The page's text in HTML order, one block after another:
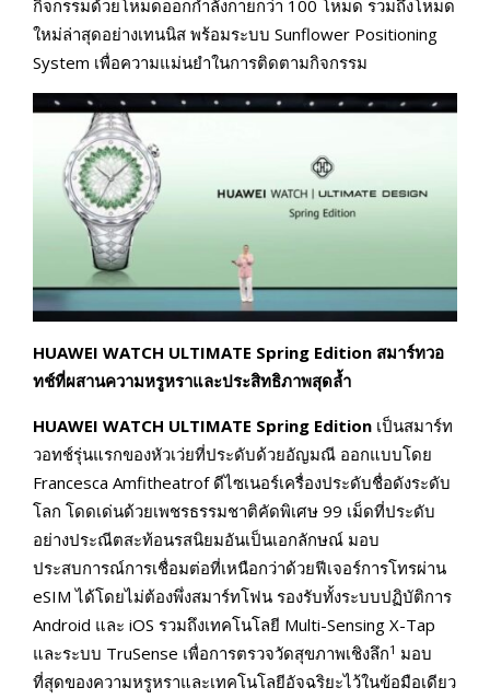
กิจกรรมด้วยโหมดออกกำลังกายกว่า 100 โหมด รวมถึงโหมด
ใหม่ล่าสุดอย่างเทนนิส พร้อมระบบ Sunflower Positioning
System เพื่อความแม่นยำในการติดตามกิจกรรม
HUAWEI WATCH ULTIMATE Spring Edition สมาร์ทวอ
ทช์ที่ผสานความหรูหราและประสิทธิภาพสุดล้ำ
HUAWEI WATCH ULTIMATE Spring Edition เป็นสมาร์ท
วอทช์รุ่นแรกของหัวเว่ยที่ประดับด้วยอัญมณี ออกแบบโดย
Francesca Amfitheatrof ดีไซเนอร์เครื่องประดับชื่อดังระดับ
โลก โดดเด่นด้วยเพชรธรรมชาติคัดพิเศษ 99 เม็ดที่ประดับ
อย่างประณีตสะท้อนรสนิยมอันเป็นเอกลักษณ์ มอบ
ประสบการณ์การเชื่อมต่อที่เหนือกว่าด้วยฟีเจอร์การโทรผ่าน
eSIM ได้โดยไม่ต้องพึ่งสมาร์ทโฟน รองรับทั้งระบบปฏิบัติการ
Android และ iOS รวมถึงเทคโนโลยี Multi-Sensing X-Tap
และระบบ TruSense เพื่อการตรวจวัดสุขภาพเชิงลึก1 มอบ
ที่สุดของความหรูหราและเทคโนโลยีอัจฉริยะไว้ในข้อมือเดียว